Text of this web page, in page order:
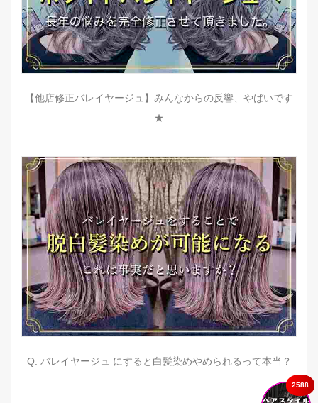
【他店修正バレイヤージュ】みんなからの反響、やばいです
★
Q. バレイヤージュ にすると白髪染めやめられるって本当？
2588